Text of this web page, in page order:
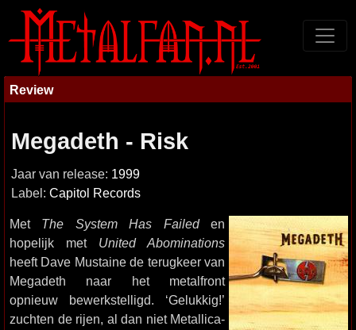
Review
Megadeth - Risk
Jaar van release: 1999
Label: Capitol Records
Met The System Has Faileden
hopelijk met United Abominations
heeft Dave Mustaine de terugkeer van
Megadeth naar het metalfront
opnieuw bewerkstelligd. ‘Gelukkig!’
zuchten de rijen, al dan niet Metallica-